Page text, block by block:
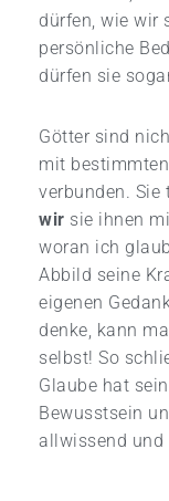
dürfen, wie wir
persönliche
dürfen sie
Götter sind
mit
verbunden. Sie
wir sie ihnen
woran ich
Abbild seine
eigenen
denke, kann
selbst! So
Glaube hat
Bewusstsein
allwissend und